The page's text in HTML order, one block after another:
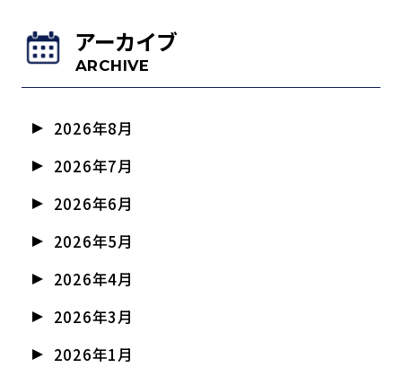
アーカイブ
ARCHIVE
2026年8月
2026年7月
2026年6月
2026年5月
2026年4月
2026年3月
2026年1月